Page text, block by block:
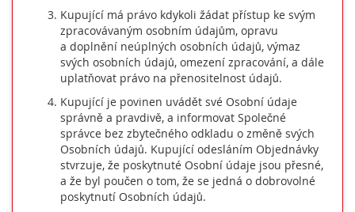
Kupující má právo kdykoli žádat přístup ke svým
zpracovávaným osobním údajům, opravu
a doplnění neúplných osobních údajů, výmaz
svých osobních údajů, omezení zpracování, a dále
uplatňovat právo na přenositelnost údajů.
Kupující je povinen uvádět své Osobní údaje
správně a pravdivě, a informovat Společné
správce bez zbytečného odkladu o změně svých
Osobních údajů. Kupující odesláním Objednávky
stvrzuje, že poskytnuté Osobní údaje jsou přesné,
a že byl poučen o tom, že se jedná o dobrovolné
poskytnutí Osobních údajů.